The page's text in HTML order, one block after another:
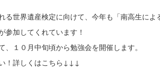
る世界遺産検定に向けて、今年も「南高生によ
参加してくれています！
、１０月中旬頃から勉強会を開催します。
！詳しくはこちら↓↓↓